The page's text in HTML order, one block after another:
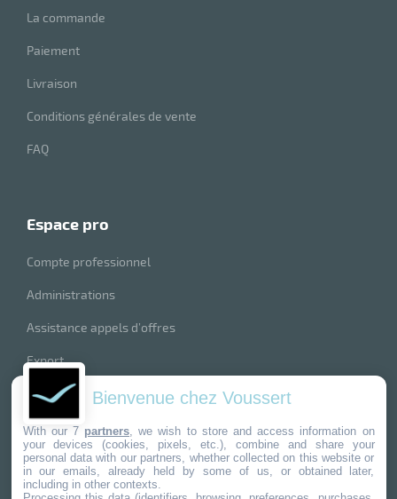
La commande
Paiement
Livraison
Conditions générales de vente
FAQ
espace pro
Compte professionnel
Administrations
Assistance appels d’offres
Export
index produits
nos marques
Bienvenue chez Voussert
With our 7 partners , we wish to store and access information on
your devices (cookies, pixels, etc.), combine and share your
personal data with our partners, whether collected on this website or
in our emails, already held by some of us, or obtained later,
including in other contexts.